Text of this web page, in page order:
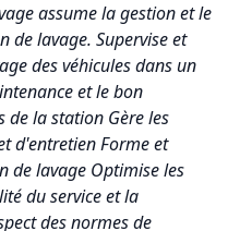
assume la gestion et le
lavage. Supervise et
des véhicules dans un
et le bon
de la station Gère les
d'entretien Forme et
de lavage Optimise les
du service et la
des normes de